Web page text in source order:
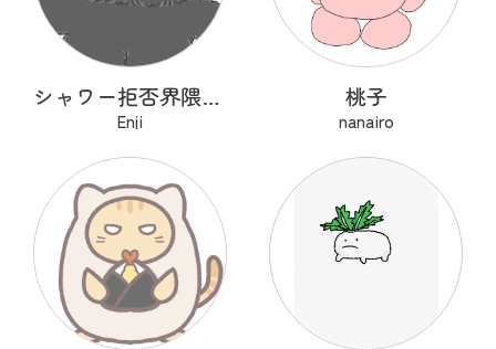
シャワー拒否界隈の子猫 ノワ
Enji
桃子
nanairo